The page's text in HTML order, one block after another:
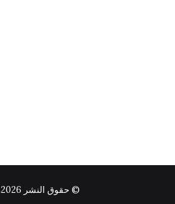
© حقوق النشر 2026، جميع الحقوق محفوظة |